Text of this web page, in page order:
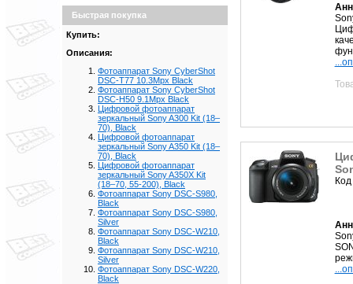
Быстрая покупка
Купить:
Описания:
Фотоаппарат Sony CyberShot
DSC-T77 10.3Mpx Black
Фотоаппарат Sony CyberShot
DSC-H50 9.1Mpx Black
Цифровой фотоаппарат
зеркальный Sony A300 Kit (18–
70), Black
Цифровой фотоаппарат
зеркальный Sony A350 Kit (18–
70), Black
Цифровой фотоаппарат
зеркальный Sony A350X Kit
(18–70, 55-200), Black
Фотоаппарат Sony DSC-S980,
Black
Фотоаппарат Sony DSC-S980,
Silver
Фотоаппарат Sony DSC-W210,
Black
Фотоаппарат Sony DSC-W210,
Silver
Фотоаппарат Sony DSC-W220,
Black